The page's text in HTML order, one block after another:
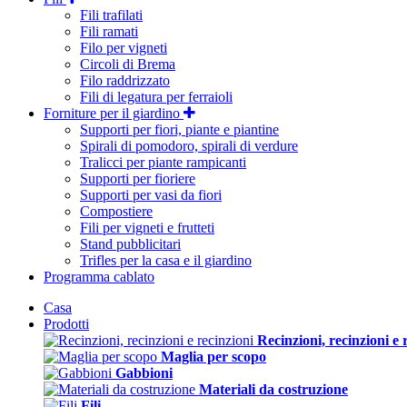
Fili trafilati
Fili ramati
Filo per vigneti
Circoli di Brema
Filo raddrizzato
Fili di legatura per ferraioli
Forniture per il giardino
Supporti per fiori, piante e piantine
Spirali di pomodoro, spirali di verdure
Tralicci per piante rampicanti
Supporti per fioriere
Supporti per vasi da fiori
Compostiere
Fili per vigneti e frutteti
Stand pubblicitari
Trifles per la casa e il giardino
Programma cablato
Casa
Prodotti
Recinzioni, recinzioni e
Maglia per scopo
Gabbioni
Materiali da costruzione